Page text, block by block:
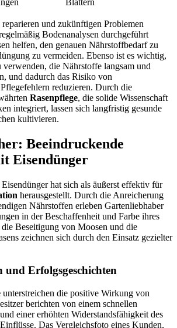
und zukünftigen Problemen
Bodenanalysen durchgeführt
helfen, den genauen Nährstoffbedarf zu
zu vermeiden. Ebenso ist es wichtig,
die Nährstoffe langsam und
und dadurch das Risiko von
reduzieren. Durch die
Rasenpflege, die solide Wissenschaft
integriert, lassen sich langfristig gesunde
kultivieren.
Beeindruckende
Eisendünger
hat sich als äußerst effektiv für
herausgestellt. Durch die Anreicherung
Nährstoffen erleben Gartenliebhaber
in der Beschaffenheit und Farbe ihres
die Beseitigung von Moosen und die
zeichnen sich durch den Einsatz gezielter
und Erfolgsgeschichten
unterstreichen die positive Wirkung von
berichten von einem schnellen
einer erhöhten Widerstandsfähigkeit des
Das Vergleichsfoto eines Kunden,